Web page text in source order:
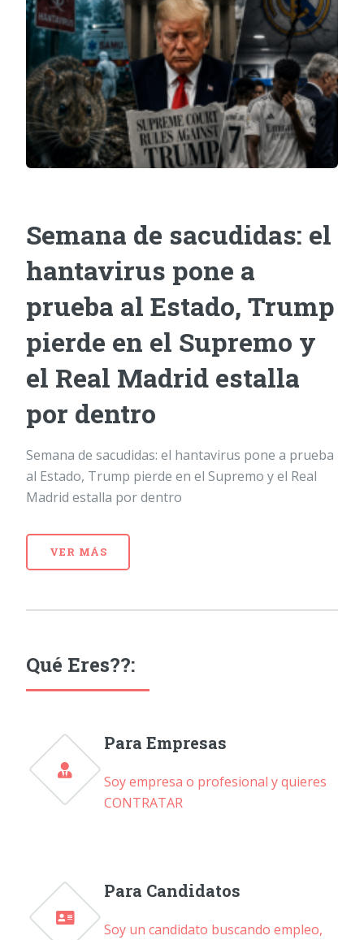
Semana de sacudidas: el
hantavirus pone a
prueba al Estado, Trump
pierde en el Supremo y
el Real Madrid estalla
por dentro
Semana de sacudidas: el hantavirus pone a prueba
al Estado, Trump pierde en el Supremo y el Real
Madrid estalla por dentro
VER MÁS
Qué Eres??:
Para Empresas
Soy empresa o profesional y quieres
CONTRATAR
Para Candidatos
Soy un candidato buscando empleo,